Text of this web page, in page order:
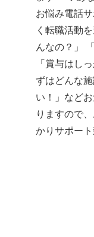
お悩み電話
く転職活動
んなの？」
「賞与はし
ずはどんな
い！」など
りますので
かりサポート